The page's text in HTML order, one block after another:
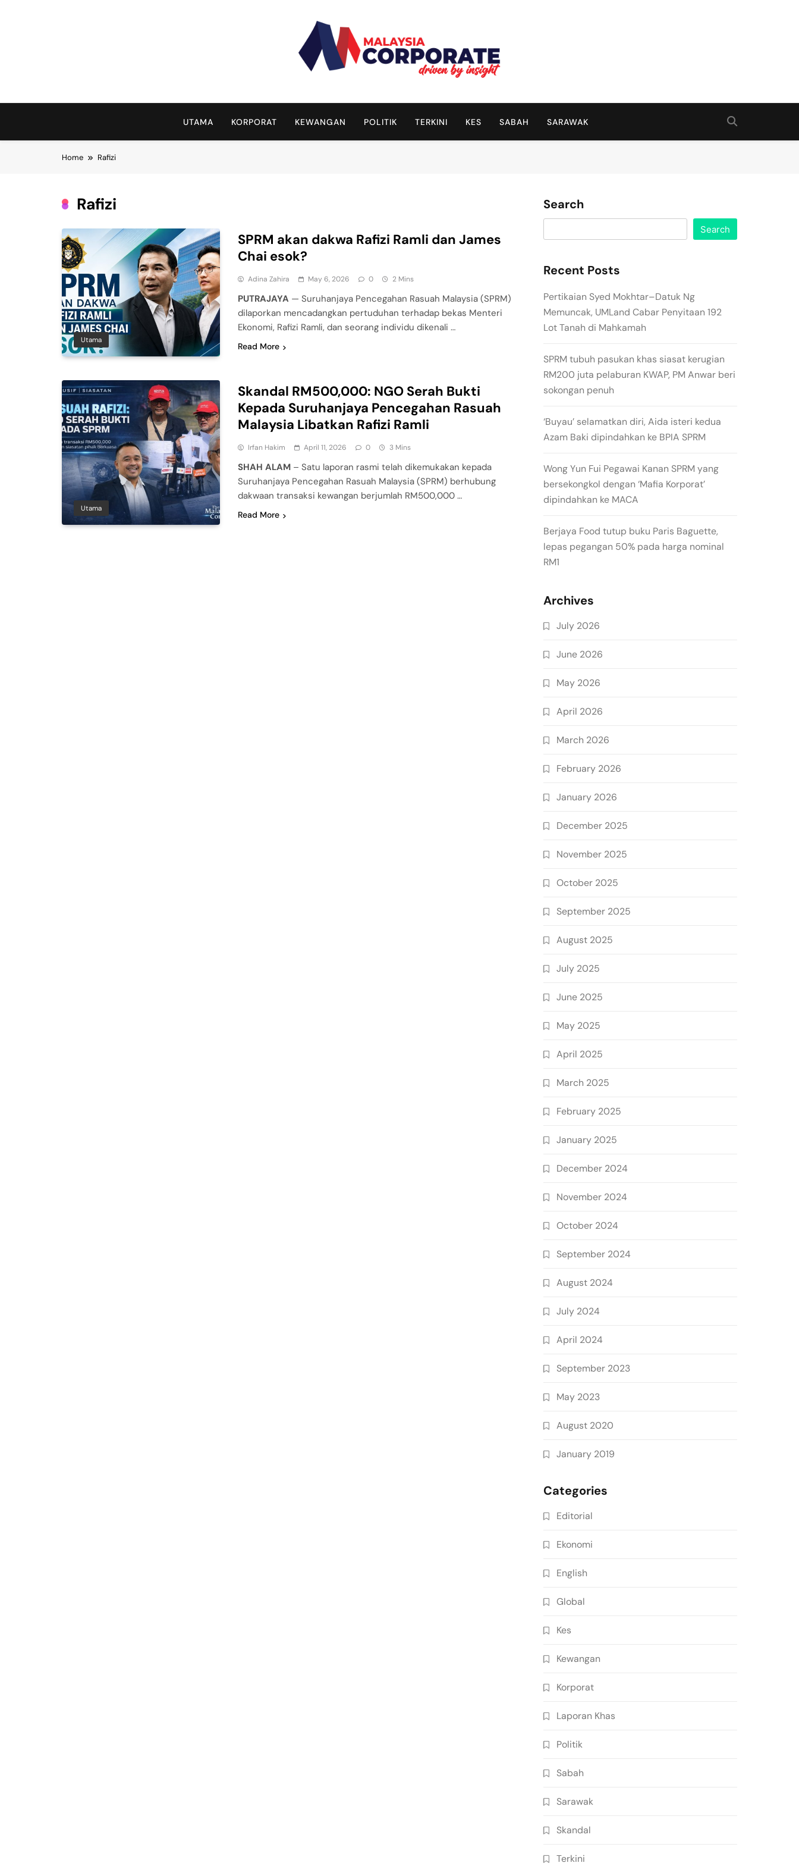
UTAMA KORPORAT KEWANGAN POLITIK TERKINI KES SABAH SARAWAK
Home Rafizi
Rafizi
Utama
SPRM akan dakwa Rafizi Ramli dan James
Chai esok?
Adina Zahira May 6, 2026 0 2 Mins
PUTRAJAYA — Suruhanjaya Pencegahan Rasuah Malaysia (SPRM)
dilaporkan mencadangkan pertuduhan terhadap bekas Menteri
Ekonomi, Rafizi Ramli, dan seorang individu dikenali …
Read More
Utama
Skandal RM500,000: NGO Serah Bukti
Kepada Suruhanjaya Pencegahan Rasuah
Malaysia Libatkan Rafizi Ramli
Irfan Hakim April 11, 2026 0 3 Mins
SHAH ALAM – Satu laporan rasmi telah dikemukakan kepada
Suruhanjaya Pencegahan Rasuah Malaysia (SPRM) berhubung
dakwaan transaksi kewangan berjumlah RM500,000 …
Read More
Search
Search
Recent Posts
Pertikaian Syed Mokhtar–Datuk Ng
Memuncak, UMLand Cabar Penyitaan 192
Lot Tanah di Mahkamah
SPRM tubuh pasukan khas siasat kerugian
RM200 juta pelaburan KWAP, PM Anwar beri
sokongan penuh
‘Buyau’ selamatkan diri, Aida isteri kedua
Azam Baki dipindahkan ke BPIA SPRM
Wong Yun Fui Pegawai Kanan SPRM yang
bersekongkol dengan ‘Mafia Korporat’
dipindahkan ke MACA
Berjaya Food tutup buku Paris Baguette,
lepas pegangan 50% pada harga nominal
RM1
Archives
July 2026
June 2026
May 2026
April 2026
March 2026
February 2026
January 2026
December 2025
November 2025
October 2025
September 2025
August 2025
July 2025
June 2025
May 2025
April 2025
March 2025
February 2025
January 2025
December 2024
November 2024
October 2024
September 2024
August 2024
July 2024
April 2024
September 2023
May 2023
August 2020
January 2019
Categories
Editorial
Ekonomi
English
Global
Kes
Kewangan
Korporat
Laporan Khas
Politik
Sabah
Sarawak
Skandal
Terkini